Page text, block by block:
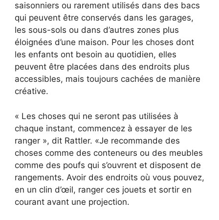
saisonniers ou rarement utilisés dans des bacs
qui peuvent être conservés dans les garages,
les sous-sols ou dans d’autres zones plus
éloignées d’une maison. Pour les choses dont
les enfants ont besoin au quotidien, elles
peuvent être placées dans des endroits plus
accessibles, mais toujours cachées de manière
créative.
« Les choses qui ne seront pas utilisées à
chaque instant, commencez à essayer de les
ranger », dit Rattler. «Je recommande des
choses comme des conteneurs ou des meubles
comme des poufs qui s’ouvrent et disposent de
rangements. Avoir des endroits où vous pouvez,
en un clin d’œil, ranger ces jouets et sortir en
courant avant une projection.